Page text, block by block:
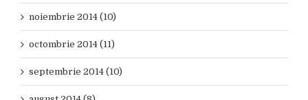
noiembrie 2014 (10)
octombrie 2014 (11)
septembrie 2014 (10)